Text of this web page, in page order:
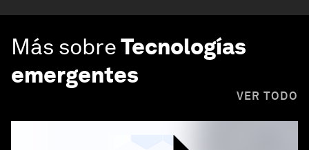
Más sobreTecnologías
emergentes
VER TODO